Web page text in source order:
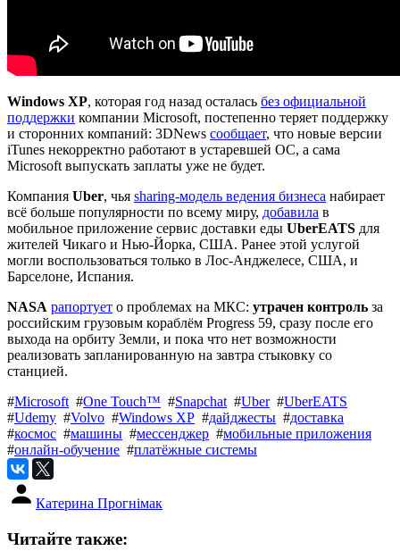
Windows XP, которая год назад осталась без официальной
поддержки компании Microsoft, постепенно теряет поддержку
и сторонних компаний: 3DNews сообщает, что новые версии
iTunes некорректно работают в устаревшей ОС, а сама
Microsoft выпускать заплаты уже не будет.
Компания Uber, чья sharing-модель ведения бизнеса набирает
всё больше популярности по всему миру, добавила в
мобильное приложение сервис доставки еды UberEATS для
жителей Чикаго и Нью-Йорка, США. Ранее этой услугой
могли воспользоваться только в Лос-Анджелесе, США, и
Барселоне, Испания.
NASA рапортует о проблемах на МКС: утрачен контроль за
российским грузовым кораблём Progress 59, сразу после его
выхода на орбиту Земли, и пока что нет возможности
реализовать запланированную на завтра стыковку со
станцией.
#Microsoft#One Touch™ #Snapchat#Uber#UberEATS
#Udemy #Volvo #Windows XP #дайджесты #доставка
#космос #машины #мессенджер #мобильные приложения
#онлайн-обучение #платёжные системы
Катерина Прогнімак
Читайте также: